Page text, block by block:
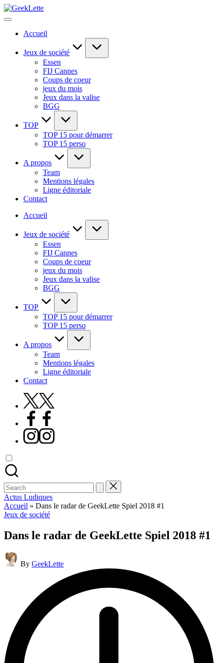
Skip
to
GeekLette
blog
Accueil
Jeux de société
Essen
FIJ Cannes
Coups de coeur
jeux du mois
Jeux dans la valise
BGG
TOP
TOP 15 pour démarrer
TOP 15 perso
A propos
Team
Mentions légales
Ligne éditoriale
Contact
Accueil
Jeux de société
Essen
FIJ Cannes
Coups de coeur
jeux du mois
Jeux dans la valise
BGG
TOP
TOP 15 pour démarrer
TOP 15 perso
A propos
Team
Mentions légales
Ligne éditoriale
Contact
X
Facebook
Instagram
Search
for:
Actus Ludiques
Accueil » Dans le radar de GeekLette Spiel 2018 #1
Posted
Jeux de société
Dans le radar de GeekLette Spiel 2018 #1
Posted
by
By GeekLette